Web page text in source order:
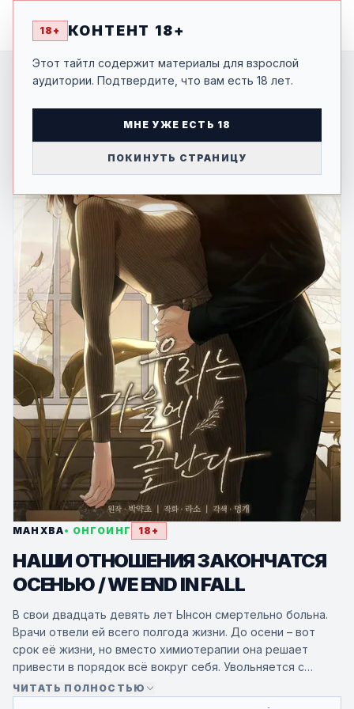
MANGA -SHI
18+ КОНТЕНТ 18+
Этот тайтл содержит материалы для взрослой
аудитории. Подтвердите, что вам есть 18 лет.
МНЕ УЖЕ ЕСТЬ 18
ПОКИНУТЬ СТРАНИЦУ
МАНХВА• ОНГОИНГ 18+
НАШИ ОТНОШЕНИЯ ЗАКОНЧАТСЯ
ОСЕНЬЮ / WE END IN FALL
В свои двадцать девять лет Ынсон смертельно больна.
Врачи отвели ей всего полгода жизни. До осени – вот
срок её жизни, но вместо химиотерапии она решает
привести в порядок всё вокруг себя. Увольняется с
работы, съезжает с квартиры, красит волосы. Строгий
контроль матери, робкая, скучная и застенчивая натура. В
ЧИТАТЬ ПОЛНОСТЬЮ